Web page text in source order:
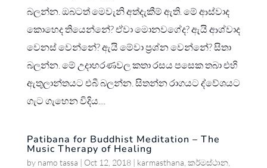
බලන්න. ඔබටත් මෙවැනි අත්දැකීම් ඇති. මේ ආස්වාද
කොහෙද තියෙන්නේ? ඒවා මොනවගේද? ඇයි ආශ්වාද
වෙනස් වෙන්නේ? ඇයි මේවා ප්‍රශ්න වෙන්නේ? සිතා
බලන්න. මේ උදාහරණවල කතා රසය පසෙක තබා එහි
ඇතුලාන්තයට එබී බලන්න. සිතන්න රාගයට ද්වේශයට
ගැට ගැහෙන විදිය....
Patibana for Buddhist Meditation – The
Music Therapy of Healing
by namo tassa | Oct 12, 2018| karmasthana කර්මස්ථාන,